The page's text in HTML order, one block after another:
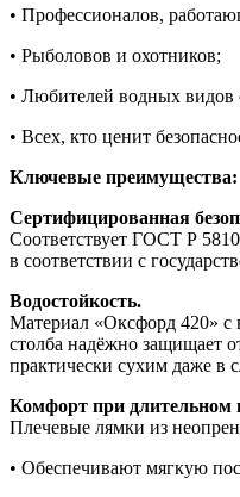
• Профессионалов,
• Рыболовов и охотников;
• Любителей водных видов
• Всех, кто ценит
Ключевые преимущества:
Сертифицированная
Соответствует ГОСТ Р
в соответствии с
Водостойкость.
Материал «Оксфорд 420» с
столба надёжно защищает
практически сухим даже в
Комфорт при длительном
Плечевые лямки из
• Обеспечивают мягкую